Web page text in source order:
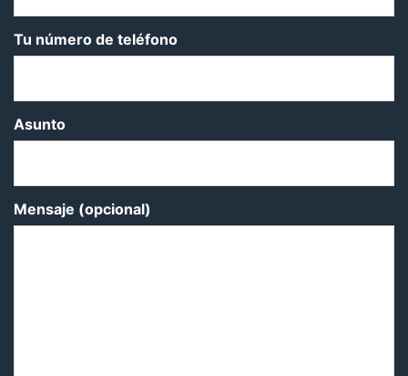
Tu número de teléfono
Asunto
Mensaje (opcional)